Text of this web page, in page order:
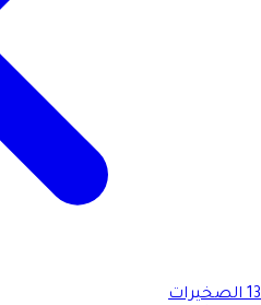
13 الصخيرات